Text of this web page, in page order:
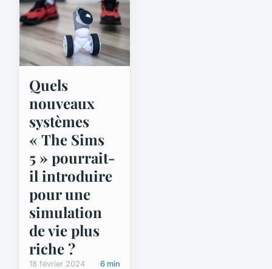
Quels
nouveaux
systèmes
« The Sims
5 » pourrait-
il introduire
pour une
simulation
de vie plus
riche ?
18 février 2024 6 min